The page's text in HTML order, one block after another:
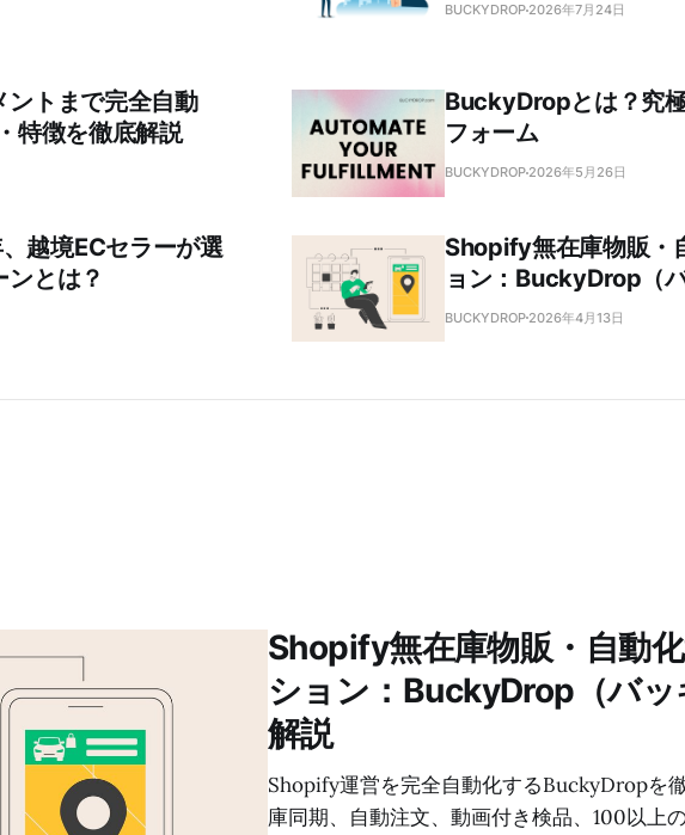
BUCKYDROP 2026年7月24日
ントまで完全自動
特徴を徹底解説
BuckyDropとは？究
フォーム
BUCKYDROP 2026年5月26日
越境ECセラーが選
とは？
Shopify無在庫物販・
ョン：BuckyDrop（
BUCKYDROP 2026年4月13日
Shopify無在庫物販・自動
ション：BuckyDrop（バ
解説
Shopify運営を完全自動化するBuckyDropを
庫同期、自動注文、動画付き検品、100以上